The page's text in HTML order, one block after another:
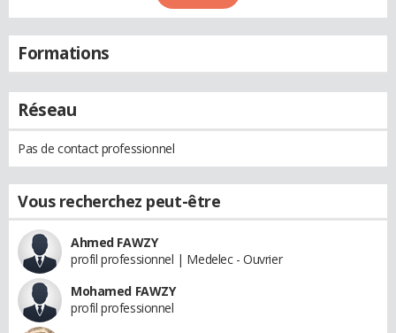
Formations
Réseau
Pas de contact professionnel
Vous recherchez peut-être
Ahmed FAWZY
profil professionnel | Medelec - Ouvrier
Mohamed FAWZY
profil professionnel